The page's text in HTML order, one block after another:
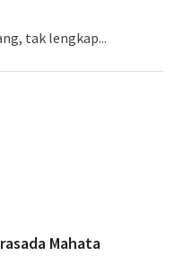
tak lengkap...
Mahata